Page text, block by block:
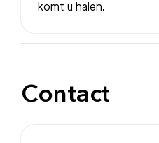
komt u halen.
Contact